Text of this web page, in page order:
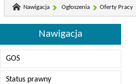
Nawigacja Ogłoszenia Oferty Pracy
Nawigacja
GOS
Status prawny